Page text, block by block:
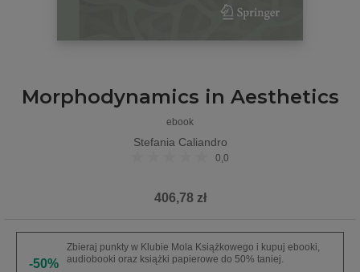
Morphodynamics in Aesthetics
ebook
Stefania Caliandro
0,0
406,78 zł
-50%
Zbieraj punkty w Klubie Mola Książkowego i kupuj ebooki,
audiobooki oraz książki papierowe do 50% taniej.